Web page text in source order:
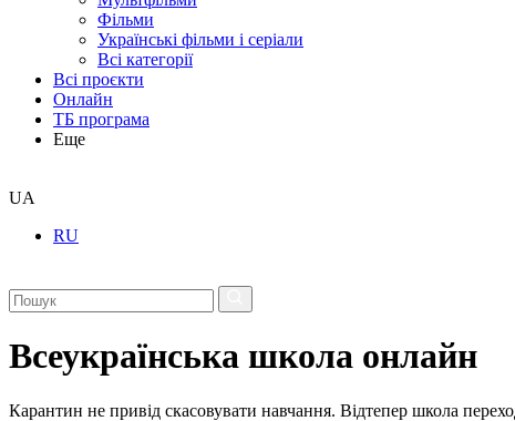
Фільми
Українські фільми і серіали
Всі категорії
Всі проєкти
Онлайн
ТБ програма
Еще
UA
RU
Всеукраїнська школа онлайн
Карантин не привід скасовувати навчання. Відтепер школа